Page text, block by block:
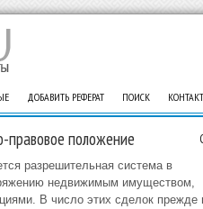
ДОБАВИТЬ РЕФЕРАТ ПОИСК
правовое положение
разрешительная система в
недвижимым имуществом,
В число этих сделок прежде